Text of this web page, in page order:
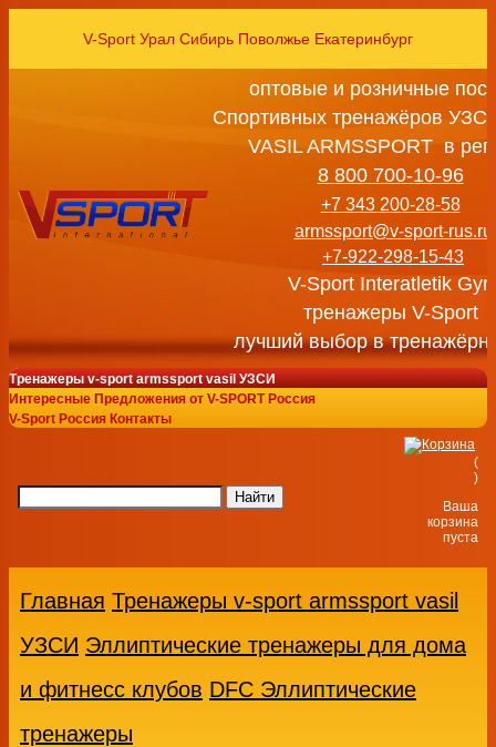
V-Sport Урал Сибирь Поволжье Екатеринбург
оптовые и розничные
Спортивных тренажёров
VASIL ARMSSPORT в
8 800 700-10-96
+7 343 200-28-58
armssport@v-sport-rus.ru
+7-922-298-15-43
V-Sport Interatletik
тренажеры V-Sport
лучший выбор в
Тренажеры v-sport armssport vasil УЗСИ
Интересные Предложения от V-SPORT Россия
V-Sport Россия Контакты
(
)
Ваша
корзина
пуста
Главная Тренажеры v-sport armssport vasil
УЗСИ Эллиптические тренажеры для дома
и фитнесс клубов DFC Эллиптические
тренажеры